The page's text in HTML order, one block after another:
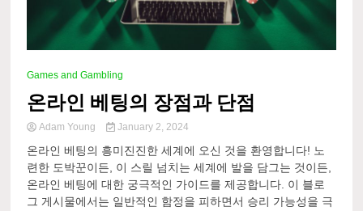
Games and Gambling
온라인 베팅의 장점과 단점
Adam Young January 2, 2024
온라인 베팅의 흥미진진한 세계에 오신 것을 환영합니다! 노
련한 도박꾼이든, 이 스릴 넘치는 세계에 발을 담그는 것이든,
온라인 베팅에 대한 궁극적인 가이드를 제공합니다. 이 블로
그 게시물에서는 일반적인 함정을 피하면서 승리 가능성을 극